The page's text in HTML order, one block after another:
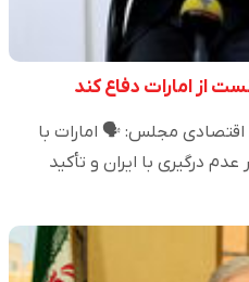
از امارات دفاع کند
مجلس: 🗣️ امارات با
درگیری با ایران و تأکید